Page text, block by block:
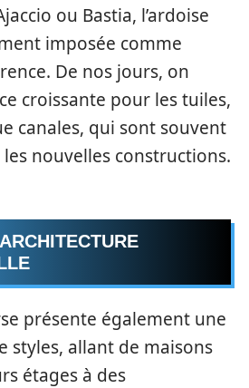
ou Bastia, l’ardoise
imposée comme
De nos jours, on
croissante pour les tuiles,
canales, qui sont souvent
nouvelles constructions.
présente également une
styles, allant de maisons
étages à des